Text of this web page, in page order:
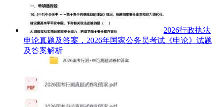
2026行政执法
申论真题及答案，2026年国家公务员考试《申论》试题
及答案解析